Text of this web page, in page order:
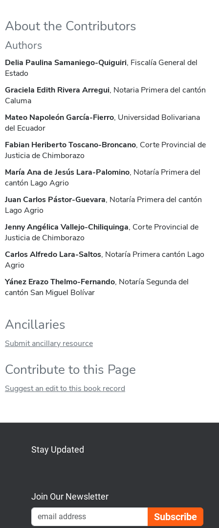
About the Contributors
Authors
Delia Paulina Samaniego-Quiguiri, Fiscalía General del
Estado
Graciela Edith Rivera Arregui, Notaria Primera del cantón
Caluma
Mateo Napoleón García-Fierro, Universidad Bolivariana
del Ecuador
Fabian Heriberto Toscano-Broncano, Corte Provincial de
Justicia de Chimborazo
María Ana de Jesús Lara-Palomino, Notaría Primera del
cantón Lago Agrio
Juan Carlos Pástor-Guevara, Notaría Primera del cantón
Lago Agrio
Jenny Angélica Vallejo-Chiliquinga, Corte Provincial de
Justicia de Chimborazo
Carlos Alfredo Lara-Saltos, Notaría Primera cantón Lago
Agrio
Yánez Erazo Thelmo-Fernando, Notaría Segunda del
cantón San Miguel Bolívar
Ancillaries
Submit ancillary resource
Contribute to this Page
Suggest an edit to this book record
Stay Updated
Join Our Newsletter